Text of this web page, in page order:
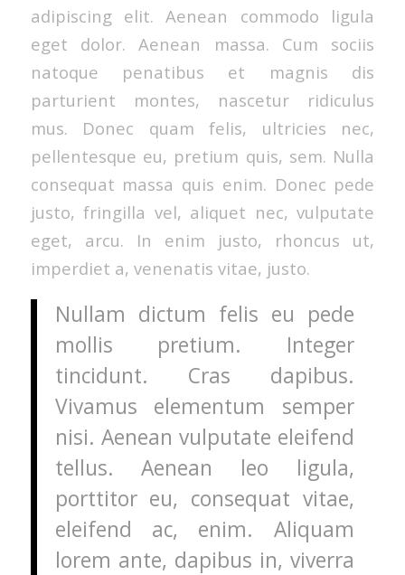
adipiscing elit. Aenean commodo ligula
eget dolor. Aenean massa. Cum sociis
natoque penatibus et magnis dis
parturient montes, nascetur ridiculus
mus. Donec quam felis, ultricies nec,
pellentesque eu, pretium quis, sem. Nulla
consequat massa quis enim. Donec pede
justo, fringilla vel, aliquet nec, vulputate
eget, arcu. In enim justo, rhoncus ut,
imperdiet a, venenatis vitae, justo.
Nullam dictum felis eu pede
mollis pretium. Integer
tincidunt. Cras dapibus.
Vivamus elementum semper
nisi. Aenean vulputate eleifend
tellus. Aenean leo ligula,
porttitor eu, consequat vitae,
eleifend ac, enim. Aliquam
lorem ante, dapibus in, viverra